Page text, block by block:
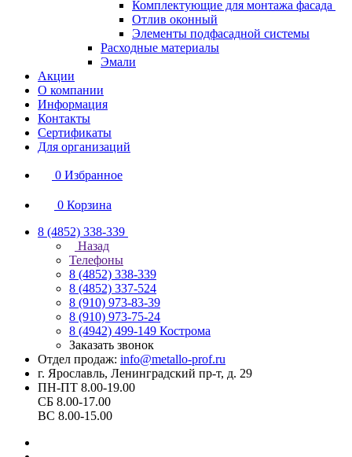
Комплектующие для монтажа фасада
Отлив оконный
Элементы подфасадной системы
Расходные материалы
Эмали
Акции
О компании
Информация
Контакты
Сертификаты
Для организаций
0 Избранное
0 Корзина
8 (4852) 338-339
Назад
Телефоны
8 (4852) 338-339
8 (4852) 337-524
8 (910) 973-83-39
8 (910) 973-75-24
8 (4942) 499-149 Кострома
Заказать звонок
Отдел продаж: info@metallo-prof.ru
г. Ярославль, Ленинградский пр-т, д. 29
ПН-ПТ 8.00-19.00
СБ 8.00-17.00
ВС 8.00-15.00